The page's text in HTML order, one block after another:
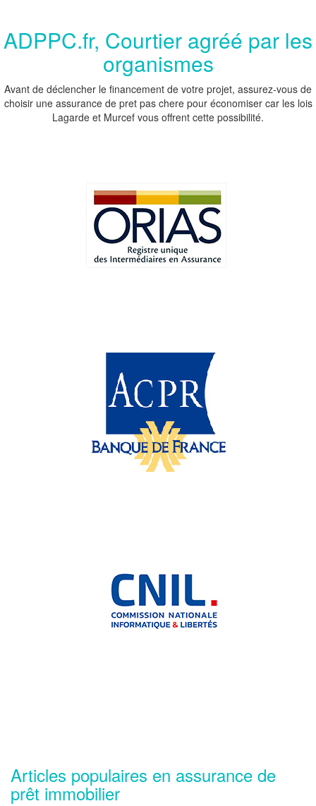
ADPPC.fr, Courtier agréé par les
organismes
Avant de déclencher le financement de votre projet, assurez-vous de
choisir une assurance de pret pas chere pour économiser car les lois
Lagarde et Murcef vous offrent cette possibilité.
Articles populaires en assurance de
prêt immobilier